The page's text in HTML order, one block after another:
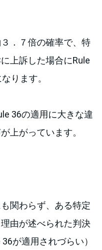
．７倍の確率で、特
上訴した場合にRule
ります。
36の適用に大きな違
上がっています。
関わらず、ある特定
由が述べられた判決
が適用されづらい）